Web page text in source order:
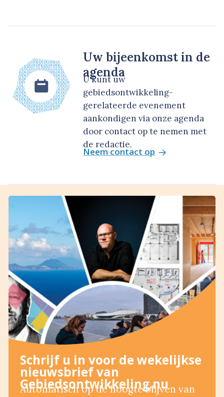
Uw bijeenkomst in de
agenda
U kunt uw
gebiedsontwikkeling-
gerelateerde evenement
aankondigen via onze agenda
door contact op te nemen met
de redactie.
Neem contact op
Schrijf u in voor de wekelijkse
nieuwsbrief van
Gebiedsontwikkeling.nu
Automatisch op de hoogte blijven van